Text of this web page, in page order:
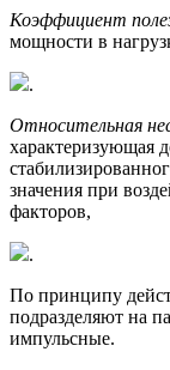
Коэффициент
мощности в
.
Относительная
характеризующая
значения при
факторов,
.
По принципу
подразделяют на
импульсные.